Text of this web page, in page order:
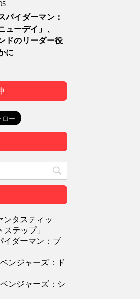
パイダーマン：
ューデイ」、
ドのリーダー役
に
タスティッ
テップ」
ダーマン：ブ
ンジャーズ：ド
ンジャーズ：シ